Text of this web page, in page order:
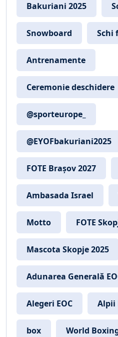
Bakuriani 2025
Snowboard Schi
Antrenamente
Ceremonie deschidere
@sporteurope_
@EYOFbakuriani2025
FOTE Brașov 2027
Ambasada Israel
Motto FOTE
Mascota Skopje 2025
Adunarea Generală
Alegeri EOC Alpii
box World